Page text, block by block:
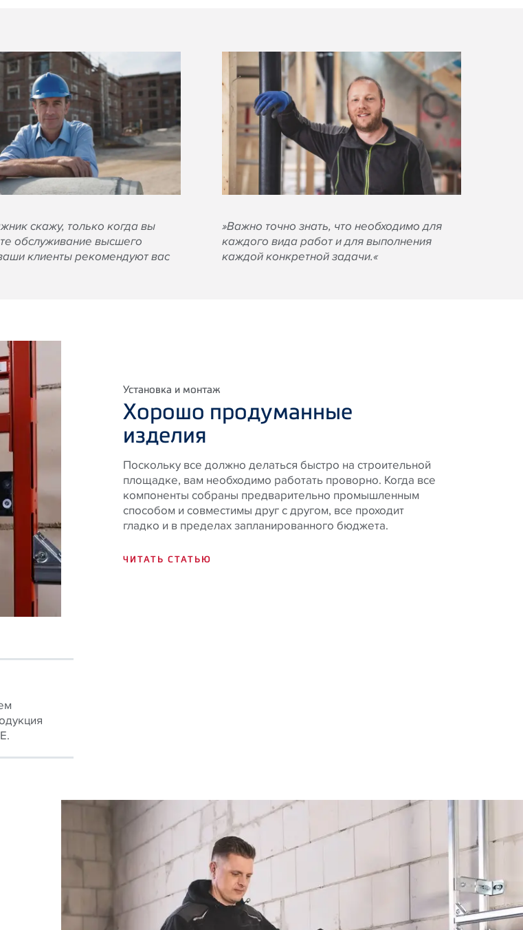
скажу, только когда вы
обслуживание высшего
клиенты рекомендуют вас
»Важно точно знать, что необходимо для
каждого вида работ и для выполнения
каждой конкретной задачи.«
Установка и монтаж
Хорошо продуманные
изделия
Поскольку все должно делаться быстро на строительной
площадке, вам необходимо работать проворно. Когда все
компоненты собраны предварительно промышленным
способом и совместимы друг с другом, все проходит
гладко и в пределах запланированного бюджета.
ЧИТАТЬ СТАТЬЮ